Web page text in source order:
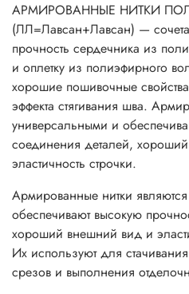
АРМИРОВАННЫЕ НИТКИ
(ЛЛ=Лавсан+Лавсан) —
прочность сердечника из
и оплетку из полиэфирного
хорошие пошивочные
эффекта стягивания шва.
универсальными и
соединения деталей,
эластичность строчки.
Армированные нитки
обеспечивают высокую
хороший внешний вид и
Их используют для
срезов и выполнения